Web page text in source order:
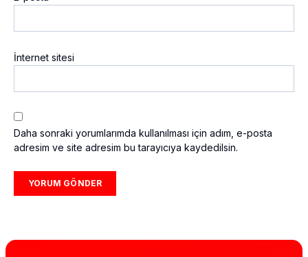
İnternet sitesi
Daha sonraki yorumlarımda kullanılması için adım, e-posta
adresim ve site adresim bu tarayıcıya kaydedilsin.